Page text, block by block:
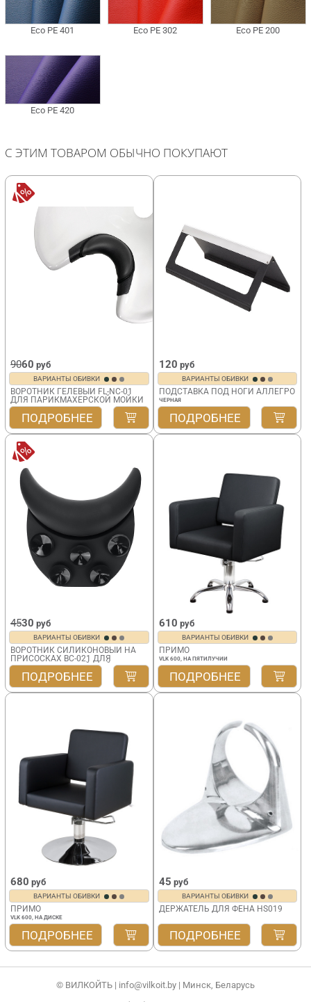
С ЭТИМ ТОВАРОМ ОБЫЧНО ПОКУПАЮТ
9060 руб
ВАРИАНТЫ ОБИВКИ
ВОРОТНИК ГЕЛЕВЫЙ FL-NC-01
ДЛЯ ПАРИКМАХЕРСКОЙ МОЙКИ
ПОДРОБНЕЕ
120 руб
ВАРИАНТЫ ОБИВКИ
ПОДСТАВКА ПОД НОГИ АЛЛЕГРО
ЧЕРНАЯ
ПОДРОБНЕЕ
4530 руб
ВАРИАНТЫ ОБИВКИ
ВОРОТНИК СИЛИКОНОВЫЙ НА
ПРИСОСКАХ BC-021 ДЛЯ
ПАРИКМАХЕРСКОЙ МОЙКИ
ПОДРОБНЕЕ
610 руб
ВАРИАНТЫ ОБИВКИ
ПРИМО
VLK 600, НА ПЯТИЛУЧИИ
ПОДРОБНЕЕ
680 руб
ВАРИАНТЫ ОБИВКИ
ПРИМО
VLK 600, НА ДИСКЕ
ПОДРОБНЕЕ
45 руб
ВАРИАНТЫ ОБИВКИ
ДЕРЖАТЕЛЬ ДЛЯ ФЕНА HS019
ПОДРОБНЕЕ
© ВИЛКОЙТЬ | info@vilkoit.by | Минск, Беларусь